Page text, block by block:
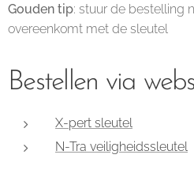
Gouden tip: stuur de bestelling
overeenkomt met de sleutel
Bestellen via
X-pert sleutel
N-Tra veiligheidssleutel